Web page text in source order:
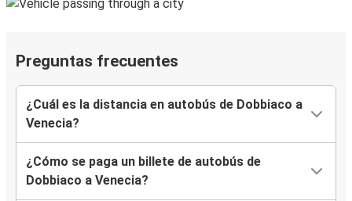
Preguntas frecuentes
¿Cuál es la distancia en autobús de Dobbiaco a
Venecia?
¿Cómo se paga un billete de autobús de
Dobbiaco a Venecia?